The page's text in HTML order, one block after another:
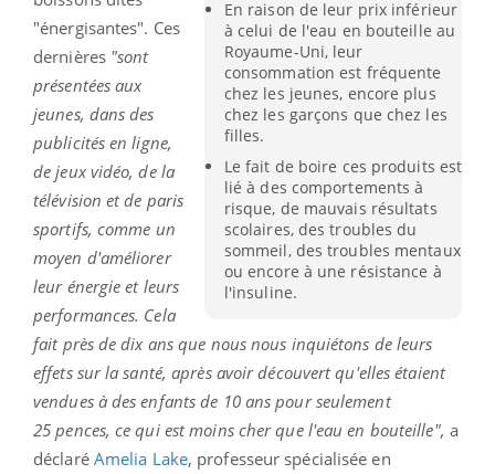
En raison de leur prix inférieur
à celui de l'eau en bouteille au
Royaume-Uni, leur
consommation est fréquente
chez les jeunes, encore plus
chez les garçons que chez les
filles.
Le fait de boire ces produits est
lié à des comportements à
risque, de mauvais résultats
scolaires, des troubles du
sommeil, des troubles mentaux
ou encore à une résistance à
l'insuline.
"énergisantes". Ces
dernières"sont
présentées aux
jeunes, dans des
publicités en ligne,
de jeux vidéo, de la
télévision et de paris
sportifs, comme un
moyen d'améliorer
leur énergie et leurs
performances. Cela
fait près de dix ans que nous nous inquiétons de leurs
effets sur la santé, après avoir découvert qu'elles étaient
vendues à des enfants de 10 ans pour seulement
25 pences, ce qui est moins cher que l'eau en bouteille", a
déclaré Amelia Lake, professeur spécialisée en